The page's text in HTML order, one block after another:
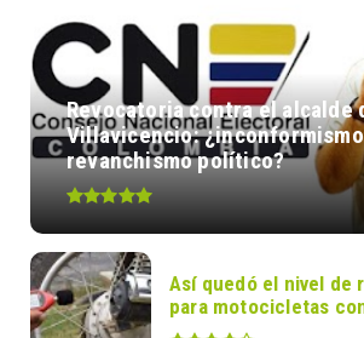
Revocatoria contra el alcalde
Villavicencio:
revanchismo político?
Así quedó el nivel de
para motocicletas